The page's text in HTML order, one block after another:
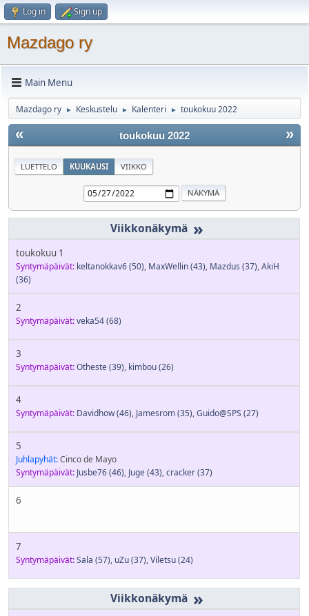
Log in Sign up
Mazdago ry
Main Menu
Mazdago ry ► Keskustelu ► Kalenteri ► toukokuu 2022
« »
toukokuu 2022
LUETTELO KUUKAUSI VIIKKO
»
toukokuu 1
Syntymäpäivät: keltanokkav6(50), MaxWellin(43), Mazdus (37),AkiH
(36)
2
Syntymäpäivät:veka54(68)
3
Syntymäpäivät:Otheste(39), kimbou(26)
4
Syntymäpäivät: Davidhow(46), Jamesrom(35),Guido@SPS (27)
5
Juhlapyhät:Cinco de Mayo
Syntymäpäivät: Jusbe76(46), Juge(43),cracker(37)
6
7
Syntymäpäivät:Sala (57), uZu(37),Viletsu(24)
»